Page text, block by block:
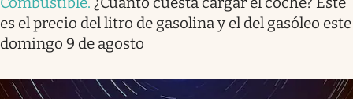
es el precio del litro de gasolina y el del gasóleo este
domingo 9 de agosto